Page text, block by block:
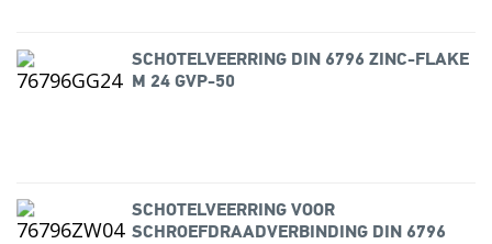
SCHOTELVEERRING DIN 6796 ZINC-FLAKE
M 24 GVP-50
SCHOTELVEERRING VOOR
SCHROEFDRAADVERBINDING DIN 6796